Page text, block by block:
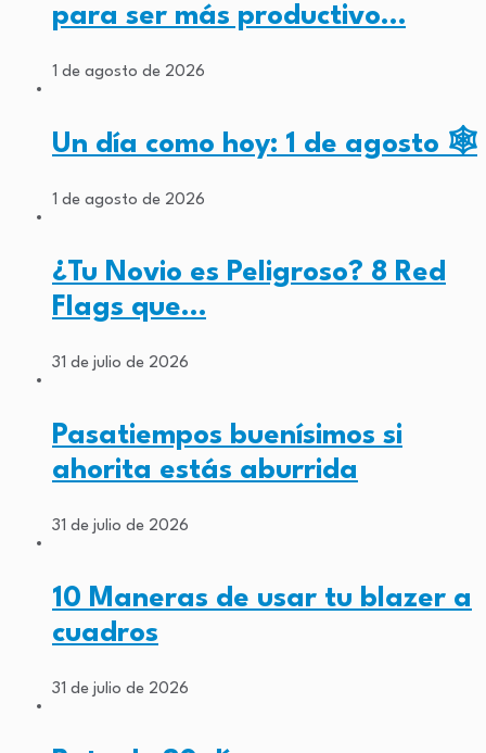
para ser más productivo…
1 de agosto de 2026
Un día como hoy: 1 de agosto 🕸️
1 de agosto de 2026
¿Tu Novio es Peligroso? 8 Red
Flags que…
31 de julio de 2026
Pasatiempos buenísimos si
ahorita estás aburrida
31 de julio de 2026
10 Maneras de usar tu blazer a
cuadros
31 de julio de 2026